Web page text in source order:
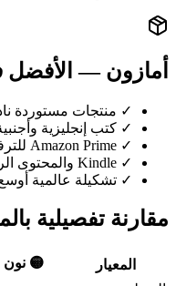
أمازون —
✓ منتجات مستوردة
✓ كتب إنجليزية
✓ Amazon Prime للترفيه
✓ Kindle والمحتوى الرقمي
✓ تشكيلة عالمية
مقارنة تفصيلية
المعيار 🟡 نون noon